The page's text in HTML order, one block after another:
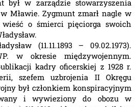
był w zarządzie stowarzyszenia
w Mławie. Zygmunt zmarł nagle w
o śmierci pięciorga swoich
(11.11.1893 – 09.02.1973).
w okresie międzywojennym.
kadry oficerskiej z 1928 r.
szefem uzbrojenia II Okręgu
był członkiem konspiracyjnym
i wywieziony do obozu w